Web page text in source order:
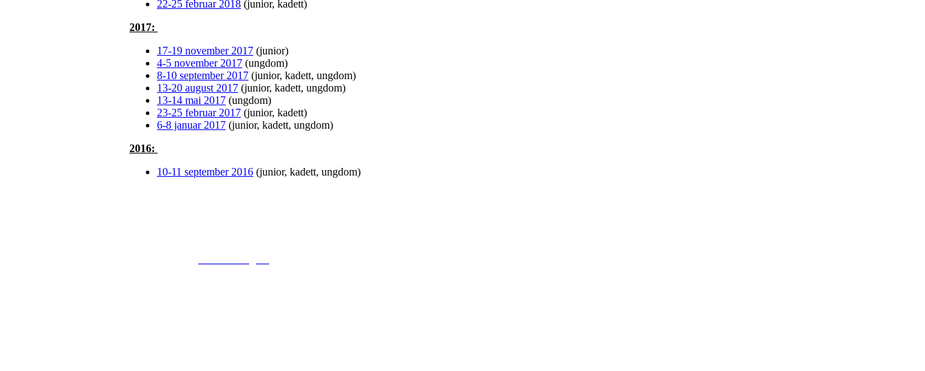
22-25 februar 2018 (junior, kadett)
2017:
17-19 november 2017 (junior)
4-5 november 2017 (ungdom)
8-10 september 2017 (junior, kadett, ungdom)
13-20 august 2017 (junior, kadett, ungdom)
13-14 mai 2017 (ungdom)
23-25 februar 2017 (junior, kadett)
6-8 januar 2017 (junior, kadett, ungdom)
2016:
10-11 september 2016 (junior, kadett, ungdom)